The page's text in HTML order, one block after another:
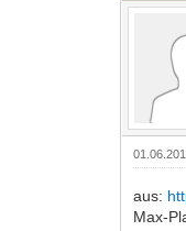
aus:
Max-